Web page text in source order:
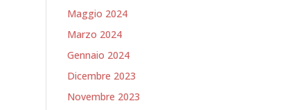
Maggio 2024
Marzo 2024
Gennaio 2024
Dicembre 2023
Novembre 2023